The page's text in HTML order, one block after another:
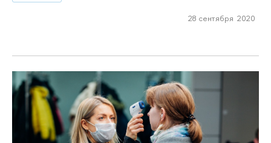
28 сентября 2020